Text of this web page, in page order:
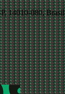
14010-080, Brasil